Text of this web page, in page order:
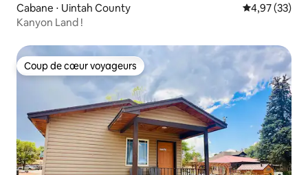
Cabane ⋅ Uintah County Évaluation
4,97 (33)
Kanyon Land !
Coup de cœur voyageurs
Coup de cœur voyageurs